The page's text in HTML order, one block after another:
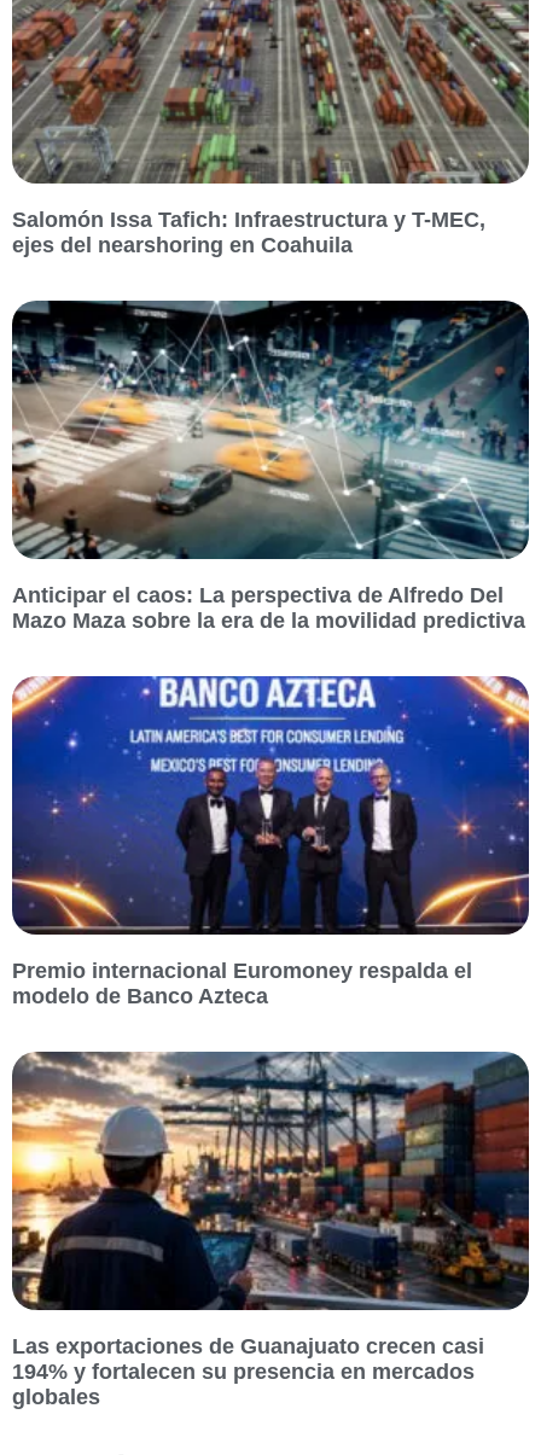
Salomón Issa Tafich: Infraestructura y T-MEC,
ejes del nearshoring en Coahuila
Anticipar el caos: La perspectiva de Alfredo Del
Mazo Maza sobre la era de la movilidad predictiva
Premio internacional Euromoney respalda el
modelo de Banco Azteca
Las exportaciones de Guanajuato crecen casi
194% y fortalecen su presencia en mercados
globales